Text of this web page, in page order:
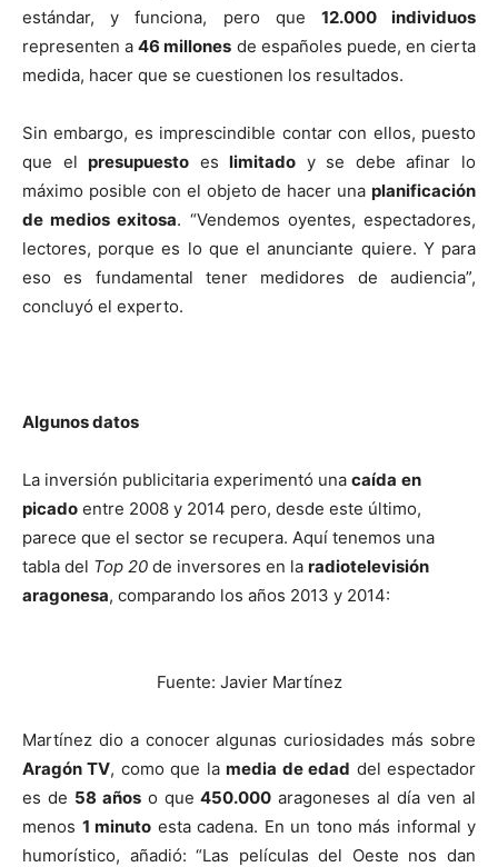
estándar, y funciona, pero que 12.000 individuos
representen a46 millones de españoles puede, en cierta
medida, hacer que se cuestionen los resultados.
Sin embargo, es imprescindible contar con ellos, puesto
que elpresupuesto eslimitado y se debe afinar lo
máximo posible con el objeto de hacer una planificación
de medios exitosa. “Vendemos oyentes, espectadores,
lectores, porque es lo que el anunciante quiere. Y para
eso es fundamental tener medidores de audiencia”,
concluyó el experto.
Algunos datos
La inversión publicitaria experimentó una caída en
picado entre 2008 y 2014 pero, desde este último,
parece que el sector se recupera. Aquí tenemos una
tabla del Top 20 de inversores en la radiotelevisión
aragonesa, comparando los años 2013 y 2014:
Fuente: Javier Martínez
Martínez dio a conocer algunas curiosidades más sobre
Aragón TV, como que lamedia de edad del espectador
es de 58 añoso que450.000 aragoneses al día ven al
menos 1 minuto esta cadena. En un tono más informal y
humorístico, añadió: “Las películas del Oeste nos dan